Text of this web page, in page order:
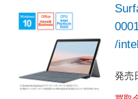
Surface
/
発売